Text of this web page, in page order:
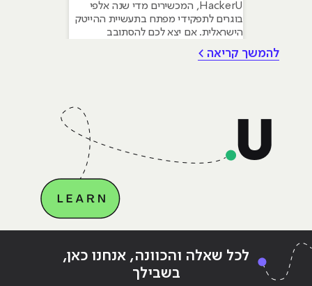
HackerU, המכשירים מדי שנה אלפי
בוגרים לתפקידי מפתח בתעשיית ההייטק
הישראלית. אם יצא לכם להסתובב
טכנולוגיים או אפילו סתם לקרוא חדשות,
Continue reading
תחום הדאטה אנליסט"
להמשך קריאה >
לכל שאלה והכוונה, אנחנו כאן,
בשבילך